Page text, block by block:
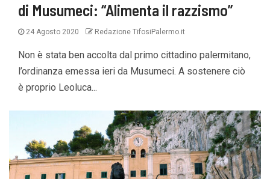
di Musumeci: “Alimenta il razzismo”
24 Agosto 2020 Redazione TifosiPalermo.it
Non è stata ben accolta dal primo cittadino palermitano,
l’ordinanza emessa ieri da Musumeci. A sostenere ciò
è proprio Leoluca...